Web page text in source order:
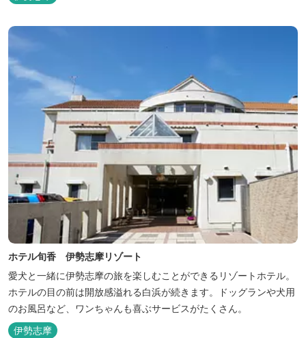
ホテル旬香 伊勢志摩リゾート
愛犬と一緒に伊勢志摩の旅を楽しむことができるリゾートホテル。
ホテルの目の前は開放感溢れる白浜が続きます。ドッグランや犬用
のお風呂など、ワンちゃんも喜ぶサービスがたくさん。
伊勢志摩